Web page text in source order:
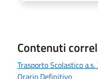
Contenuti
Trasporto Scolastico
Orario Definitivo